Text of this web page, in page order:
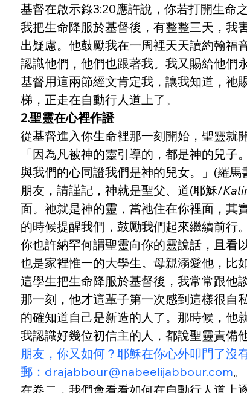
基督在啟示錄3:20應許說，你若打開生命
我把生命降服於基督後，有整整三天，我
出疑慮。他鼓勵我在一周裡天天讀約翰福
認識他們，他們也跟著我。我又賜給他們
基督用這兩節經文肯定我，讓我知道，祂
梯，正走在自動行人道上了。
2.聖靈在心裡作證
從基督進入你生命裡那一刻開始，聖靈就
「因為凡被神的靈引導的，都是神的兒
與我們的心同證我們是神的兒女。」(羅馬
朋友，請謹記，神就是聖父、道(耶穌/
面。祂就是神的靈，當祂住在你裡面，其
的時候提醒我們，鼓勵我們起來繼續前行。
你也許納罕何謂聖靈向你的靈說話，且看
也是家裡惟一的大學生。母親溺愛他，比
這學生把生命降服於基督後，我常常跟他
那一刻，他才這輩子第一次感到這樣很自
的確知道自己是新造的人了。那時候，他
我認識好幾位初信主的人，都說聖靈責備
朋友，你又如何？耶穌在你心外叩門了沒
郵：drajabbour@nabeelijabbour.com。
在卷二，我們會看看如何在自動行人道上